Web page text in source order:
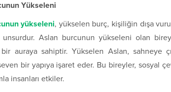
Yükseleni
yükseleni, yükselen burç, kişiliğin dışa
Aslan burcunun yükseleni olan
auraya sahiptir. Yükselen Aslan, sahneye
bir yapıya işaret eder. Bu bireyler, sosyal
insanları etkiler.